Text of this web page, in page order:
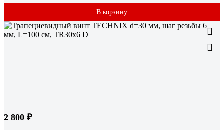
В корзину
2 800 ₽